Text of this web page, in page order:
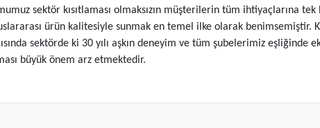
sektör kısıtlaması olmaksızın müşterilerin tüm ihtiyaçlarına
ürün kalitesiyle sunmak en temel ilke olarak benimsemiştir.
sektörde ki 30 yılı aşkın deneyim ve tüm şubelerimiz
büyük önem arz etmektedir.